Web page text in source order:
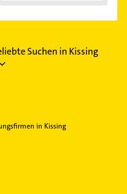
Suchen in Kissing
in Kissing